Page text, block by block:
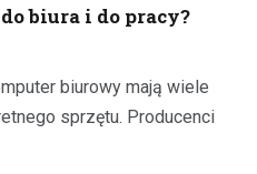
biura i do pracy?
biurowy mają wiele
sprzętu. Producenci